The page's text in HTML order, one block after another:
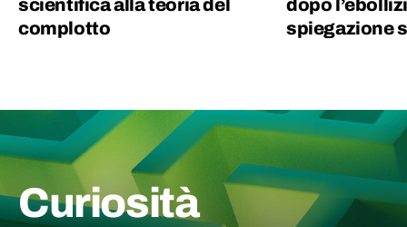
scientifica alla teoria del
complotto
dopo
spiegazione
Curiosità